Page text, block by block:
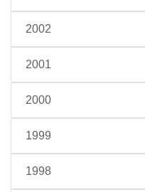
2002
2001
2000
1999
1998